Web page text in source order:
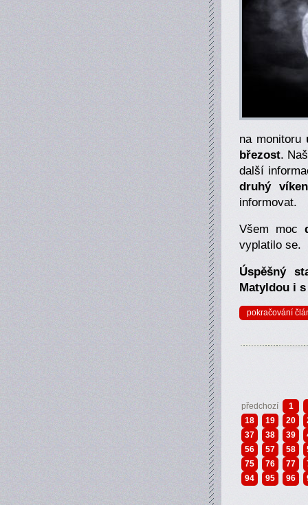
na monitoru
březost.
další
druhý
informovat.
Všem moc
vyplatilo se.
Úspěšný
Matyldou i
pokračování
předchozí
1
18
19 20
37
38 39
56
57 58
75
76 77
94
95 96